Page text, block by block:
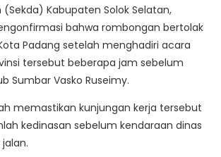
(Sekda) Kabupaten Solok Selatan,
bahwa rombongan bertolak
Padang setelah menghadiri acara
tersebut beberapa jam sebelum
Sumbar Vasko Ruseimy.
memastikan kunjungan kerja tersebut
kedinasan sebelum kendaraan dinas